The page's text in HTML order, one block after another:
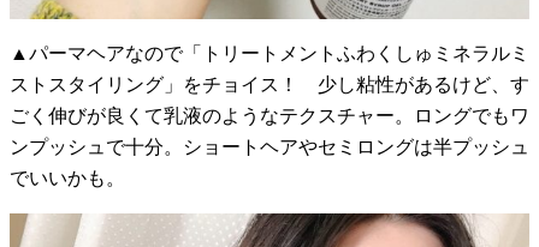
▲パーマヘアなので「トリートメントふわくしゅミネラルミ
ストスタイリング」をチョイス！ 少し粘性があるけど、す
ごく伸びが良くて乳液のようなテクスチャー。ロングでもワ
ンプッシュで十分。ショートヘアやセミロングは半プッシュ
でいいかも。